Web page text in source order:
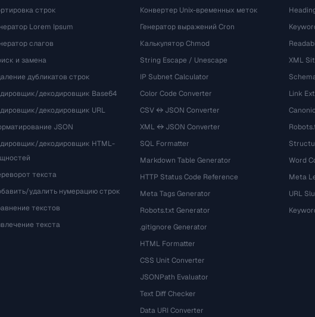
строк
Lorem Ipsum
слагов
и замена
дубликатов строк
декодировщик Base64
декодировщик URL
JSON
декодировщик HTML-
текста
удалить нумерацию строк
текстов
текста
Конвертер Unix-временных меток
Генератор выражений Cron
Калькулятор Chmod
String Escape / Unescape
IP Subnet Calculator
Color Code Converter
CSV ↔ JSON Converter
XML ↔ JSON Converter
SQL Formatter
Markdown Table Generator
HTTP Status Code Reference
Meta Tags Generator
Robots.txt Generator
.gitignore Generator
HTML Formatter
CSS Unit Converter
JSONPath Evaluator
Text Diff Checker
Data URI Converter
XML
Link
Word
Meta
URL